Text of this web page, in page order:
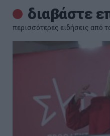
διαβάστε
περισσότερες ειδήσεις από